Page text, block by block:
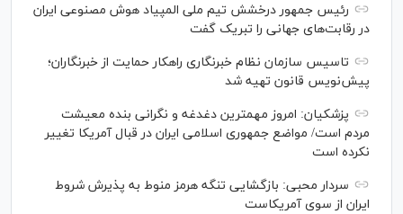
رئیس جمهور درخشش تیم ملی المپیاد هوش مصنوعی ایران
در رقابت‌های جهانی را تبریک گفت
تاسیس سازمان نظام خبرنگاری راهکار حمایت از خبرنگاران؛
پیش‌نویس قانون تهیه شد
پزشکیان: امروز مهمترین دغدغه و نگرانی بنده معیشت
مردم است/ مواضع جمهوری اسلامی ایران در قبال آمریکا تغییر
نکرده است
سردار محبی: بازگشایی تنگه هرمز منوط به پذیرش شروط
ایران از سوی آمریکاست